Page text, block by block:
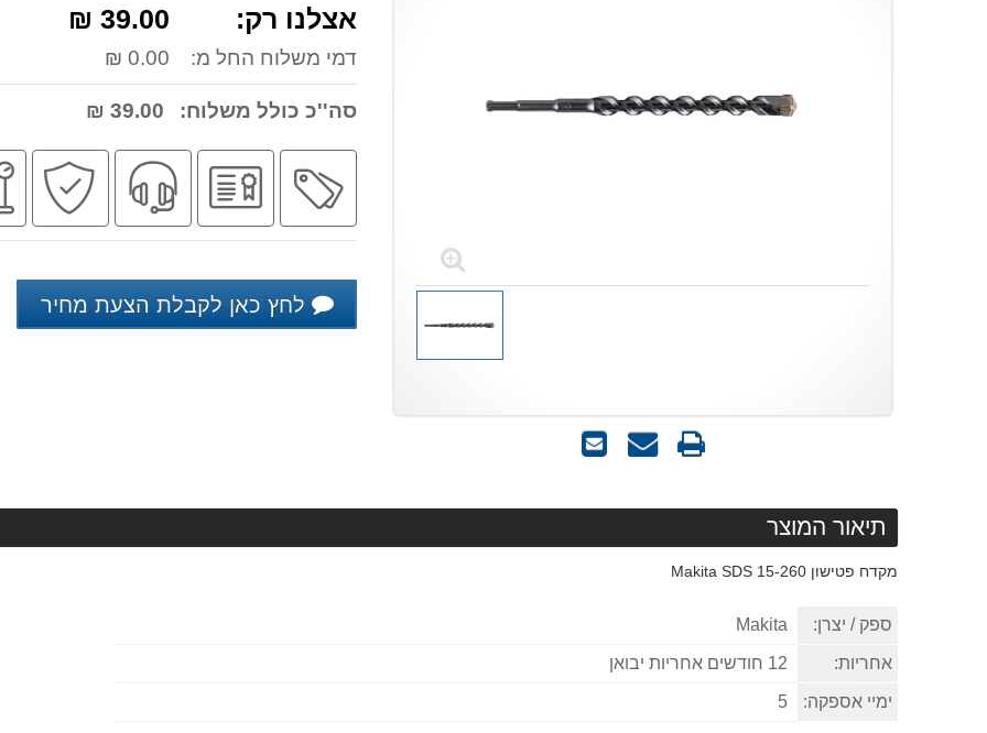
שלח
שאל
המוצר
אצלנו רק: 39.00 ₪
דמי משלוח החל מ: 0.00 ₪
סה''כ כולל משלוח:
מבצע
יבואן
רשמי
שירות
מקצועי
לחץ כאן לקבלת הצעת מחיר
תיאור המוצר
מקדח פטישון 15-260 Makita SDS
ספק / יצרן:
אחריות:
ימיי אספקה: